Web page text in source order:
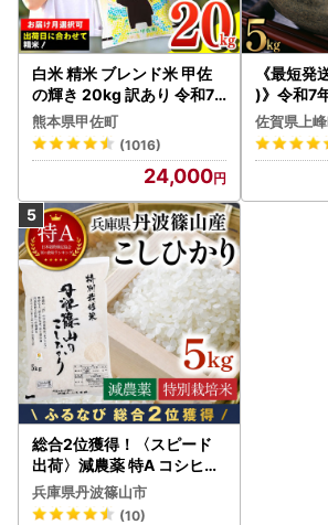
ございます。
新年、明けましておめでとうございます
旧年中は、ふるさと納税を通じて多大な
より感謝申し上げます。
奈井江町では、特産のお米やトマトをは
が詰まったお礼の品をたくさんご用意し
食卓に奈井江の「美味しい」をお届けで
の喜びです。
2026年も、町一丸となって「ずどーん」
まいります。 今後とも変わらぬ応援を、
願い申し上げます。
2025/12/30）【今年もありがとうござい
【ずどーーーんと音楽満喫。あなただけ
奈井江町の宿泊施設を新たなお礼の品とし
奈井江町には宿泊施設が二つあり、その
『泊まれる音楽室』です。
白米 精米 ブレンド米 甲佐
の輝き 20kg 訳あり 令和7
年産 【価格改定ZS】
熊本県甲佐町
(1016)
24,000
《最短
)》令和7
賀県産（
佐賀県上
総合2位獲得！〈スピード
出荷〉減農薬 特A コシヒカ
リ 5kg 丹波篠山産 特別栽培
米 こしひかり
兵庫県丹波篠山市
(10)